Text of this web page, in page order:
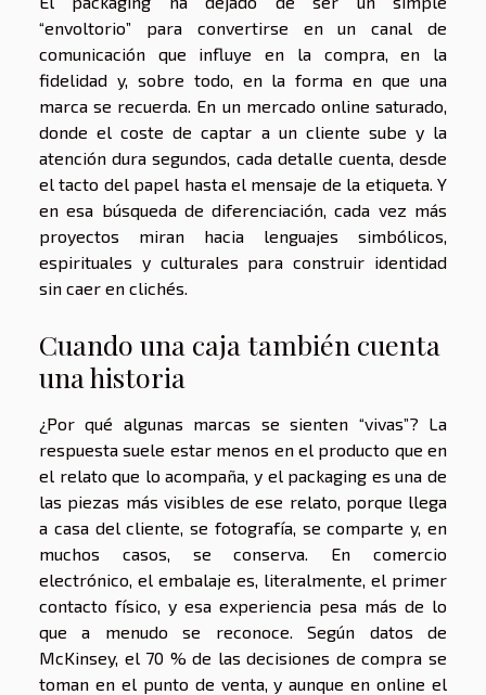
“envoltorio” para convertirse en un canal de
comunicación que influye en la compra, en la
fidelidad y, sobre todo, en la forma en que una
marca se recuerda. En un mercado online saturado,
donde el coste de captar a un cliente sube y la
atención dura segundos, cada detalle cuenta, desde
el tacto del papel hasta el mensaje de la etiqueta. Y
en esa búsqueda de diferenciación, cada vez más
proyectos miran hacia lenguajes simbólicos,
espirituales y culturales para construir identidad
sin caer en clichés.
Cuando una caja también cuenta
una historia
¿Por qué algunas marcas se sienten “vivas”? La
respuesta suele estar menos en el producto que en
el relato que lo acompaña, y el packaging es una de
las piezas más visibles de ese relato, porque llega
a casa del cliente, se fotografía, se comparte y, en
muchos casos, se conserva. En comercio
electrónico, el embalaje es, literalmente, el primer
contacto físico, y esa experiencia pesa más de lo
que a menudo se reconoce. Según datos de
McKinsey, el 70 % de las decisiones de compra se
toman en el punto de venta, y aunque en online el